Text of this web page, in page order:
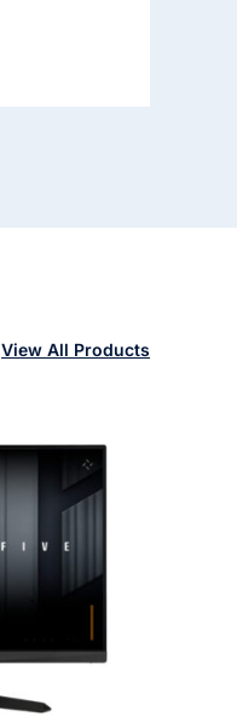
View All Products